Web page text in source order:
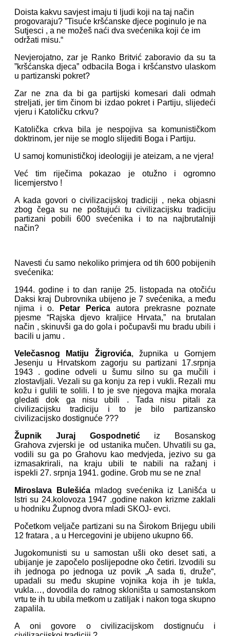
Doista kakvu savjest imaju ti ljudi koji na taj način
progovaraju? ”Tisuće kršćanske djece poginulo je na
Sutjesci , a ne možeš naći dva svećenika koji će im
održati misu.“
Nevjerojatno, zar je Ranko Britvić zaboravio da su ta
”kršćanska djeca” odbacila Boga i kršćanstvo ulaskom
u partizanski pokret?
Zar ne zna da bi ga partijski komesari dali odmah
streljati, jer tim činom bi izdao pokret i Partiju, slijedeći
vjeru i Katoličku crkvu?
Katolička crkva bila je nespojiva sa komunističkom
doktrinom, jer nije se moglo slijediti Boga i Partiju.
U samoj komunističkoj ideologiji je ateizam, a ne vjera!
Već tim riječima pokazao je otužno i ogromno
licemjerstvo !
A kada govori o civilizacijskoj tradiciji , neka objasni
zbog čega su ne poštujući tu civilizacijsku tradiciju
partizani pobili 600 svećenika i to na najbrutalniji
način?
Navesti ću samo nekoliko primjera od tih 600 pobijenih
svećenika:
1944. godine i to dan ranije 25. listopada na otočiću
Daksi kraj Dubrovnika ubijeno je 7 svećenika, a među
njima i o.
Petar Pericaautora prekrasne poznate
pjesme “Rajska djevo kraljice Hrvata,” na brutalan
način , skinuvši ga do gola i počupavši mu bradu ubili i
bacili u jamu .
Velečasnog Matiju Žigrovića, župnika u Gornjem
Jesenju u Hrvatskom zagorju su partizani 17.srpnja
1943 . godine odveli u šumu silno su ga mučili i
zlostavljali. Vezali su ga konju za rep i vukli. Rezali mu
kožu i gulili te solili. I to je sve njegova majka morala
gledati dok ga nisu ubili . Tada nisu pitali za
civilizacijsku tradiciju i to je bilo partizansko
civilizacijsko dostignuće ???
Župnik Juraj Gospodnetićiz Bosanskog
Grahova zvjerski je od ustanika mučen. Uhvatili su ga,
vodili su ga po Grahovu kao medvjeda, jezivo su ga
izmasakrirali, na kraju ubili te nabili na ražanj i
ispekli 27. srpnja 1941. godine. Grob mu se ne zna!
Miroslava Bulešićamladog svećenika iz Lanišća u
Istri su 24.kolovoza 1947 .godine nakon krizme zaklali
u hodniku Župnog dvora mladi SKOJ- evci.
Početkom veljače partizani su na Širokom Brijegu ubili
12 fratara , a u Hercegovini je ubijeno ukupno 66.
Jugokomunisti su u samostan ušli oko deset sati, a
ubijanje je započelo poslijepodne oko četiri. Izvodili su
ih jednoga po jednoga uz povik „A sada ti, druže“,
upadali su među skupine vojnika koja ih je tukla,
vukla…, dovodila do ratnog skloništa u samostanskom
vrtu te ih tu ubila metkom u zatiljak i nakon toga skupno
zapalila.
A oni govore o civilizacijskom dostignuću i